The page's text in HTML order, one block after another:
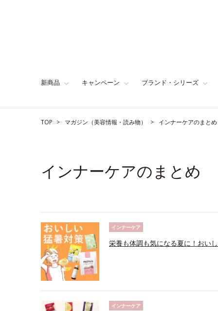
新商品 キャンペーン ブランド・シリーズ
TOP マガジン（美容情報・読み物） インナーケアのまとめ
インナーケアのまとめ
インナーケア
栄養も体調も気になる夏に！おい
インナーケア